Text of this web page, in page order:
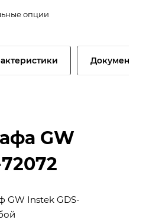
опции
Документы
GW
GW Instek GDS-